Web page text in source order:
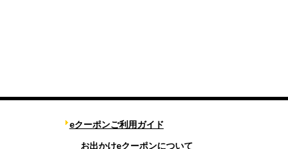
eクーポンご利用ガイド
お出かけeクーポンについて